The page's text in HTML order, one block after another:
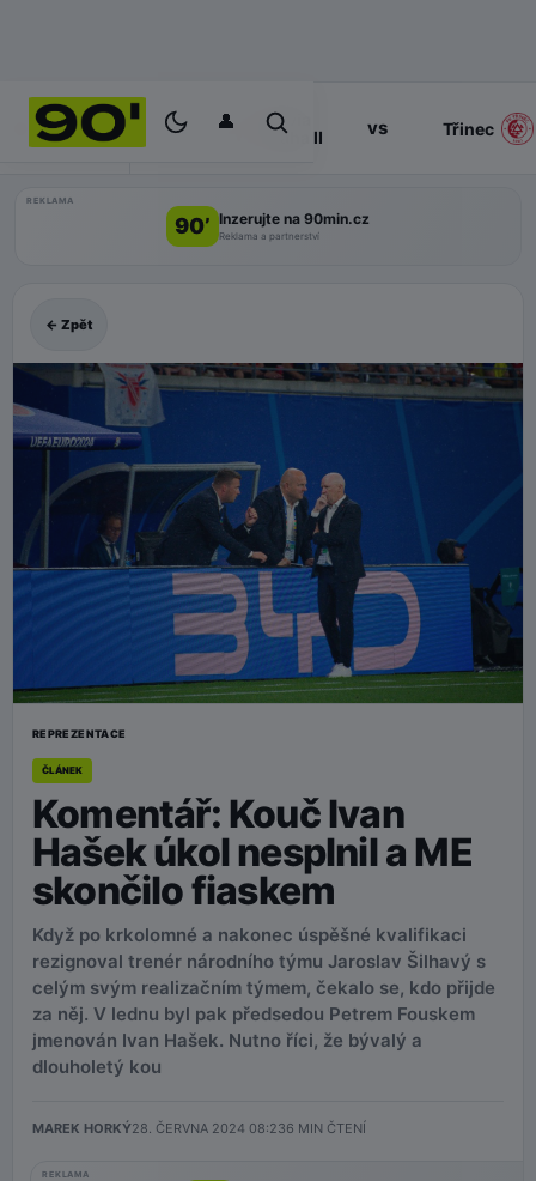
👤
PROGRAM 17:00
Slavia
Praha II
vs Třinec
REKLAMA
90’ Inzerujte na 90min.cz
Reklama a partnerství
← Zpět
REPREZENTACE
ČLÁNEK
Komentář: Kouč Ivan
Hašek úkol nesplnil a ME
skončilo fiaskem
Když po krkolomné a nakonec úspěšné kvalifikaci
rezignoval trenér národního týmu Jaroslav Šilhavý s
celým svým realizačním týmem, čekalo se, kdo přijde
za něj. V lednu byl pak předsedou Petrem Fouskem
jmenován Ivan Hašek. Nutno říci, že bývalý a
dlouholetý kou
MAREK HORKÝ28. ČERVNA 2024 08:236 MIN ČTENÍ
REKLAMA